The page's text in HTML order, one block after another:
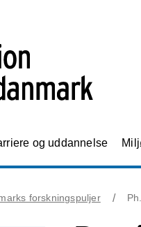
og uddannelse
forskningspuljer